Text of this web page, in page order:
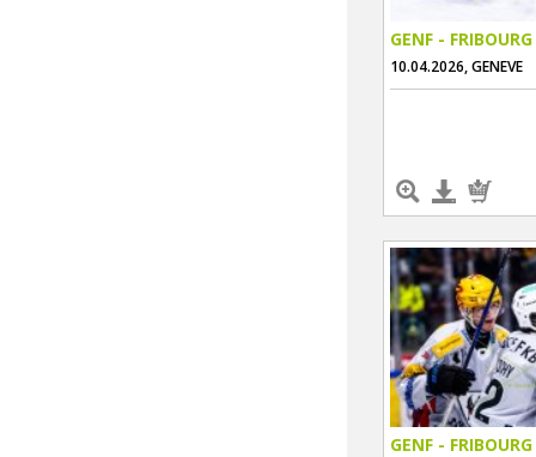
GENF - FRIBOURG
10.04.2026, GENEVE
GENF - FRIBOURG